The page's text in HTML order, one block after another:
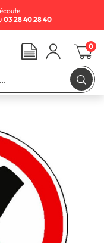
03 28 40 28 40
0